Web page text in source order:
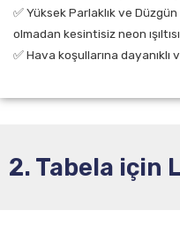
✅ Yüksek Parlaklık ve
olmadan kesintisiz neon
✅ Hava koşullarına dayanıklı
2. Tabela için